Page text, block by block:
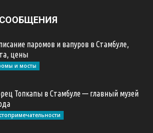
паромов и вапуров в Стамбуле,
цены
и мосты
Топкапы в Стамбуле — главный музей